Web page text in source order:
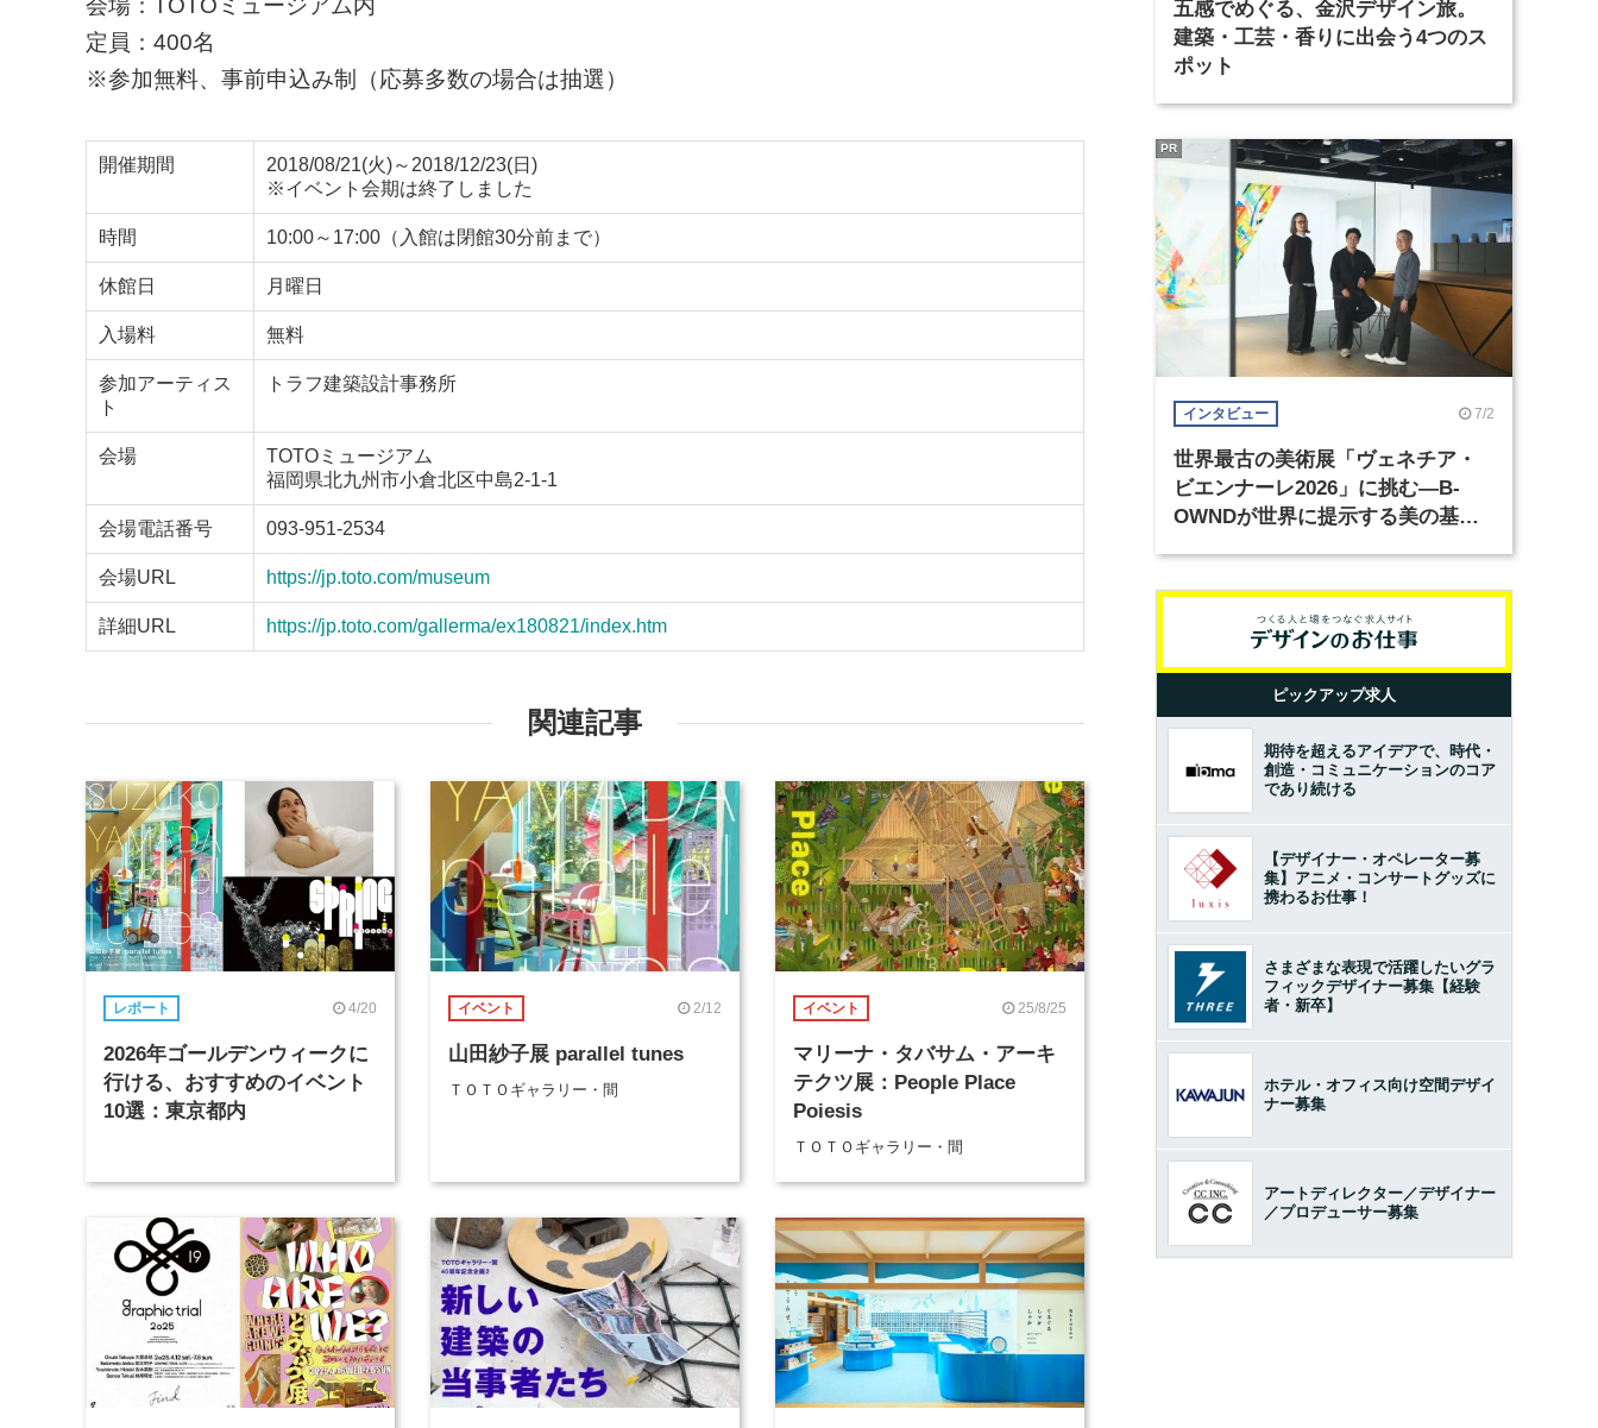
会場：TOTOミュージアム内
定員：400名
※参加無料、事前申込み制（応募多数の場合は抽選）
開催期間
2018/08/21(火)～2018/12/23(日)
※イベント会期は終了しました
時間 10:00～17:00（入館は閉館30分前まで）
休館日 月曜日
入場料 無料
参加アーティス
ト
トラフ建築設計事務所
会場
TOTOミュージアム
福岡県北九州市小倉北区中島2-1-1
会場電話番号 093-951-2534
会場URL https://jp.toto.com/museum
詳細URL https://jp.toto.com/gallerma/ex180821/index.htm
関連記事
レポート 4/20
2026年ゴールデンウィークに
行ける、おすすめのイベント
10選：東京都内
イベント 2/12
山田紗子展 parallel tunes
ＴＯＴＯギャラリー・間
イベント 25/8/25
マリーナ・タバサム・アーキ
テクツ展：People Place
Poiesis
ＴＯＴＯギャラリー・間
五感でめぐる、金沢デザイン旅。
建築・工芸・香りに出会う4つのス
ポット
インタビュー 7/2
世界最古の美術展「ヴェネチア・
ビエンナーレ2026」に挑む―B-
OWNDが世界に提示する美の基準
PR
ピックアップ求人
期待を超えるアイデアで、時代・
創造・コミュニケーションのコア
であり続ける
【デザイナー・オペレーター募
集】アニメ・コンサートグッズに
携わるお仕事！
さまざまな表現で活躍したいグラ
フィックデザイナー募集【経験
者・新卒】
ホテル・オフィス向け空間デザイ
ナー募集
アートディレクター／デザイナー
／プロデューサー募集